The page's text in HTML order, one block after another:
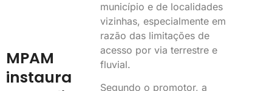
MPAM
instaura
município e de localidades
vizinhas, especialmente em
razão das limitações de
acesso por via terrestre e
fluvial.
Segundo o promotor, a